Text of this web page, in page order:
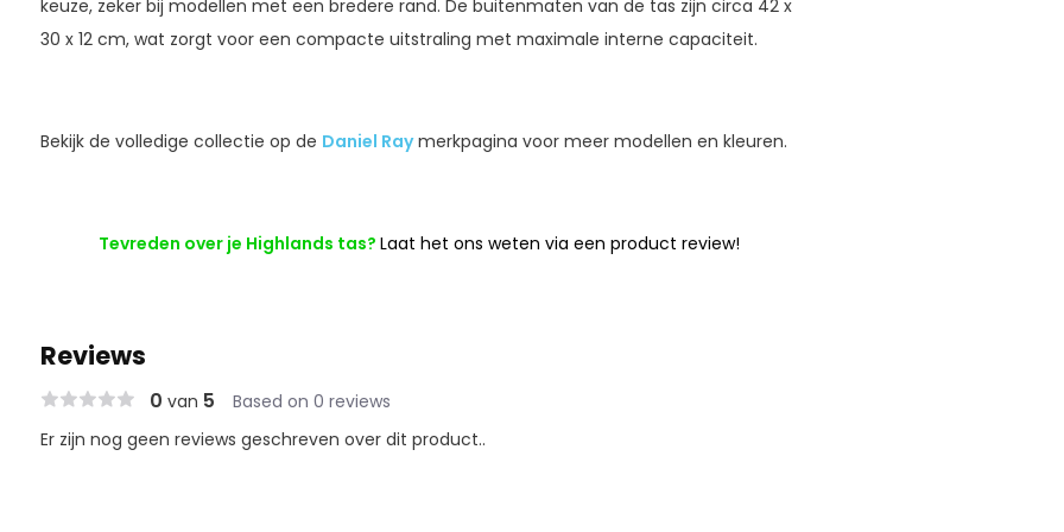
keuze, zeker bij modellen met een bredere rand. De buitenmaten van de tas zijn circa 42 x
30 x 12 cm, wat zorgt voor een compacte uitstraling met maximale interne capaciteit.
Bekijk de volledige collectie op de Daniel Raymerkpagina voor meer modellen en kleuren.
Tevreden over je Highlands tas? Laat het ons weten via een product review!
Reviews
0 van 5 Based on 0 reviews
Er zijn nog geen reviews geschreven over dit product..